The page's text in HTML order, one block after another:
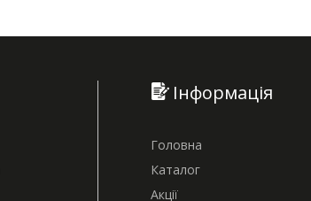
Інформація
Головна
Каталог
Акції